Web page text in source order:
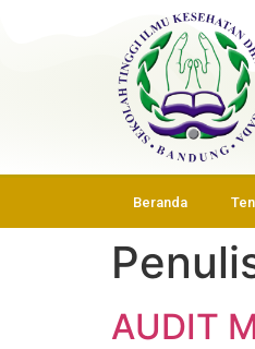
Beranda
AUDIT